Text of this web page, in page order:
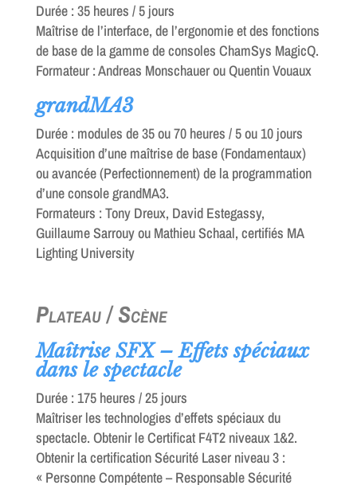
Durée : 35 heures / 5 jours
Maîtrise de l’interface, de l’ergonomie et des fonctions
de base de la gamme de consoles ChamSys MagicQ.
Formateur : Andreas Monschauer ou Quentin Vouaux
grandMA3
Durée : modules de 35 ou 70 heures / 5 ou 10 jours
Acquisition d’une maîtrise de base (Fondamentaux)
ou avancée (Perfectionnement) de la programmation
d’une console grandMA3.
Formateurs : Tony Dreux, David Estegassy,
Guillaume Sarrouy ou Mathieu Schaal, certifiés MA
Lighting University
Plateau / Scène
Maîtrise SFX – Effets spéciaux
dans le spectacle
Durée : 175 heures / 25 jours
Maîtriser les technologies d’effets spéciaux du
spectacle. Obtenir le Certificat F4T2 niveaux 1&2.
Obtenir la certification Sécurité Laser niveau 3 :
« Personne Compétente – Responsable Sécurité